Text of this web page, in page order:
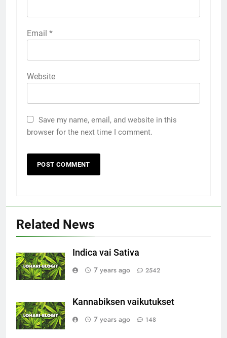
Email *
Website
Save my name, email, and website in this
browser for the next time I comment.
Related News
Indica vai Sativa
7 years ago
2542
Kannabiksen vaikutukset
7 years ago
148